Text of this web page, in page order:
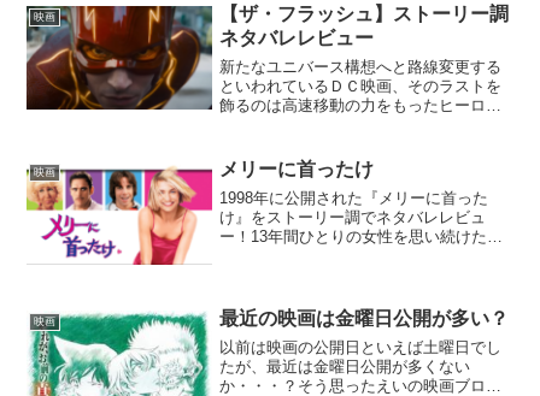
映画
【ザ・フラッシュ】ストーリー調
ネタバレレビュー
新たなユニバース構想へと路線変更する
といわれているＤＣ映画、そのラストを
飾るのは高速移動の力をもったヒーロー
が下す決断とは？
映画 メリーに首ったけ
1998年に公開された『メリーに首った
け』をストーリー調でネタバレレビュ
ー！13年間ひとりの女性を思い続けた主
映画 最近の映画は金曜日公開が多い？
以前は映画の公開日といえば土曜日でし
たが、最近は金曜日公開が多くない
か・・・？そう思ったえいの映画ブログ